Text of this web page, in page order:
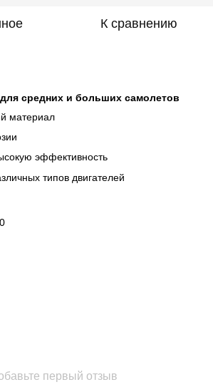
К сравнению
средних и больших самолетов
материал
эффективность
типов двигателей
первый отзыв